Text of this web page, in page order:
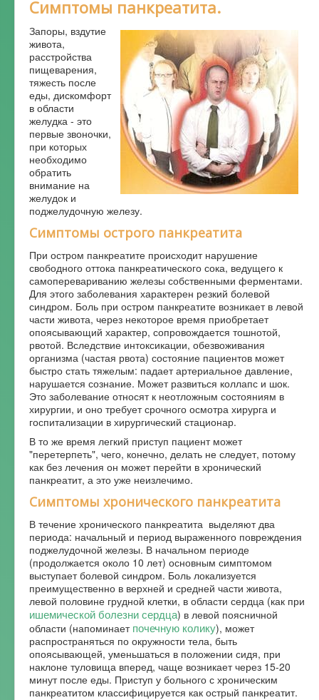
Симптомы панкреатита.
Запоры, вздутие
живота,
расстройства
пищеварения,
тяжесть после
еды, дискомфорт
в области
желудка - это
первые звоночки,
при которых
необходимо
обратить
внимание на
желудок и
поджелудочную железу.
Симптомы острого панкреатита
При остром панкреатите происходит нарушение
свободного оттока панкреатического сока, ведущего к
самоперевариванию железы собственными ферментами.
Для этого заболевания характерен резкий болевой
синдром. Боль при остром панкреатите возникает в левой
части живота, через некоторое время приобретает
опоясывающий характер, сопровождается тошнотой,
рвотой. Вследствие интоксикации, обезвоживания
организма (частая рвота) состояние пациентов может
быстро стать тяжелым: падает артериальное давление,
нарушается сознание. Может развиться коллапс и шок.
Это заболевание относят к неотложным состояниям в
хирургии, и оно требует срочного осмотра хирурга и
госпитализации в хирургический стационар.
В то же время легкий приступ пациент может
"перетерпеть", чего, конечно, делать не следует, потому
как без лечения он может перейти в хронический
панкреатит, а это уже неизлечимо.
Симптомы хронического панкреатита
В течение хронического панкреатита выделяют два
периода: начальный и период выраженного повреждения
поджелудочной железы. В начальном периоде
(продолжается около 10 лет) основным симптомом
выступает болевой синдром. Боль локализуется
преимущественно в верхней и средней части живота,
левой половине грудной клетки, в области сердца (как при
ишемической болезни сердца) в левой поясничной
области (напоминает почечную колику), может
распространяться по окружности тела, быть
опоясывающей, уменьшаться в положении сидя, при
наклоне туловища вперед, чаще возникает через 15-20
минут после еды. Приступ у больного с хроническим
панкреатитом классифицируется как острый панкреатит.